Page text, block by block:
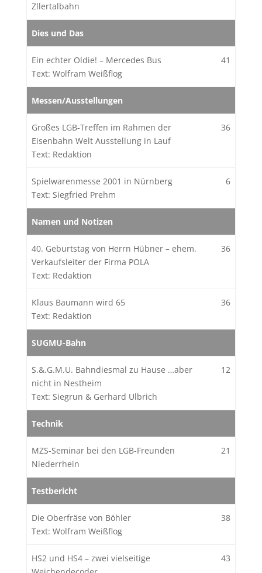
Zllertalbahn
Dies und Das
Ein echter Oldie! – Mercedes Bus
Text: Wolfram Weißflog
41
Messen/Ausstellungen
Großes LGB-Treffen im Rahmen der
Eisenbahn Welt Ausstellung in Lauf
Text: Redaktion
36
Spielwarenmesse 2001 in Nürnberg
Text: Siegfried Prehm
6
Namen und Notizen
40. Geburtstag von Herrn Hübner – ehem.
Verkaufsleiter der Firma POLA
Text: Redaktion
36
Klaus Baumann wird 65
Text: Redaktion
36
SUGMU-Bahn
S.&.G.M.U. Bahndiesmal zu Hause …aber
nicht in Nestheim
Text: Siegrun & Gerhard Ulbrich
12
Technik
MZS-Seminar bei den LGB-Freunden
Niederrhein
21
Testbericht
Die Oberfräse von Böhler
Text: Wolfram Weißflog
38
HS2 und HS4 – zwei vielseitige
43